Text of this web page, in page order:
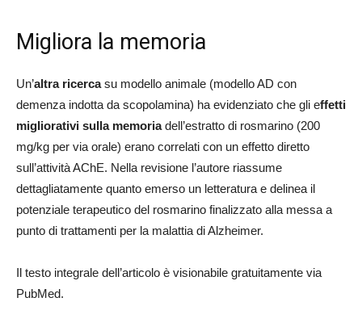
Migliora la memoria
Un’altra ricercasu modello animale (modello AD con
demenza indotta da scopolamina) ha evidenziato che gli effetti
migliorativi sulla memoriadell’estratto di rosmarino (200
mg/kg per via orale) erano correlati con un effetto diretto
sull’attività AChE. Nella revisione l’autore riassume
dettagliatamente quanto emerso un letteratura e delinea il
potenziale terapeutico del rosmarino finalizzato alla messa a
punto di trattamenti per la malattia di Alzheimer.
Il testo integrale dell’articolo è visionabile gratuitamente via
PubMed.